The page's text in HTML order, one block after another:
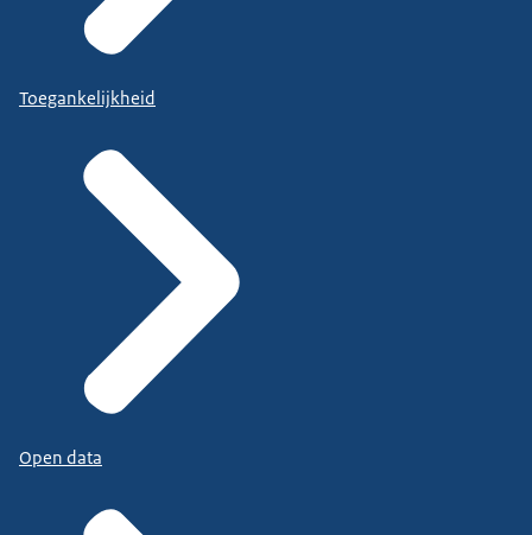
Toegankelijkheid
Open data